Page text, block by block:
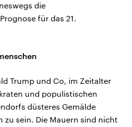
die
für das 21.
Trump und Co, im Zeitalter
und populistischen
düsteres Gemälde
zu sein. Die Mauern sind nicht